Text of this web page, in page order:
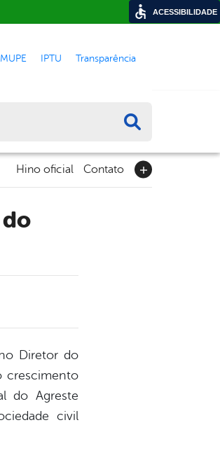
IPTU Transparência
Hino oficial Contato
Diretor do
crescimento
do Agreste
civil
ACESSIBILIDADE